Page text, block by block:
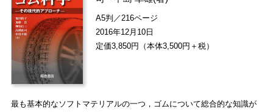
A5判／216ページ
2016年12月10日
定価3,850円（本体3,500円＋税）
最も基本的なソフトマテリアルの一つ，ゴムについて総合的な知識が